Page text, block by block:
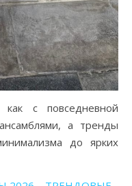
как с повседневной
а тренды
до ярких